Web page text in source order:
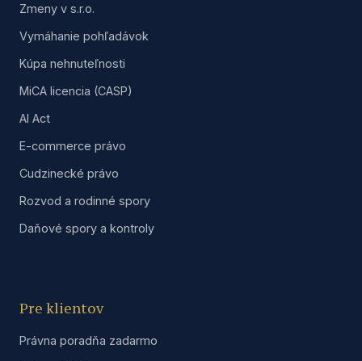
Zmeny v s.r.o.
Vymáhanie pohľadávok
Kúpa nehnuteľnosti
MiCA licencia (CASP)
AI Act
E-commerce právo
Cudzinecké právo
Rozvod a rodinné spory
Daňové spory a kontroly
Pre klientov
Právna poradňa zadarmo